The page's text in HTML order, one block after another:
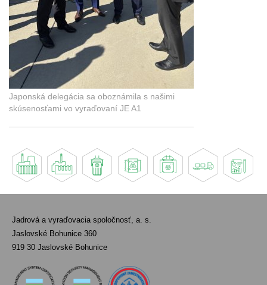
Japonská delegácia sa oboznámila s našimi
skúsenosťami vo vyraďovaní JE A1
Jadrová a vyraďovacia spoločnosť, a. s.
Jaslovské Bohunice 360
919 30 Jaslovské Bohunice